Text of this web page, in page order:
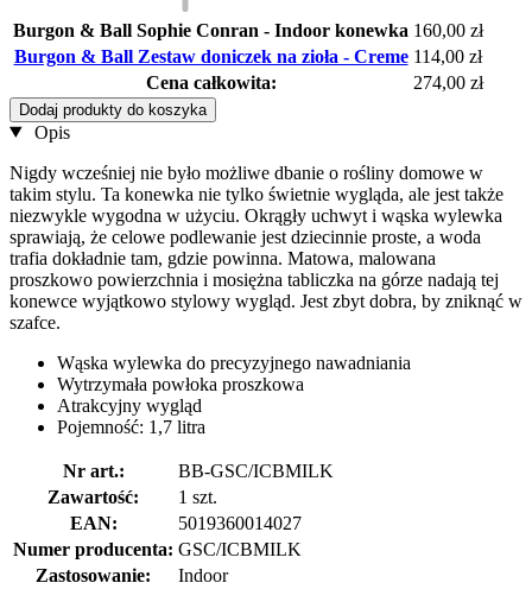
Burgon & Ball Sophie Conran - Indoor konewka 160,00 zł
Burgon & Ball Zestaw doniczek na zioła - Creme 114,00 zł
Cena całkowita:
274,00 zł
Dodaj produkty do koszyka
Opis
Nigdy wcześniej nie było możliwe dbanie o rośliny domowe w
takim stylu. Ta konewka nie tylko świetnie wygląda, ale jest także
niezwykle wygodna w użyciu. Okrągły uchwyt i wąska wylewka
sprawiają, że celowe podlewanie jest dziecinnie proste, a woda
trafia dokładnie tam, gdzie powinna. Matowa, malowana
proszkowo powierzchnia i mosiężna tabliczka na górze nadają tej
konewce wyjątkowo stylowy wygląd. Jest zbyt dobra, by zniknąć w
szafce.
Wąska wylewka do precyzyjnego nawadniania
Wytrzymała powłoka proszkowa
Atrakcyjny wygląd
Pojemność: 1,7 litra
Nr art.:
BB-GSC/ICBMILK
Zawartość:
1 szt.
EAN:
5019360014027
Numer producenta: GSC/ICBMILK
Zastosowanie:
Indoor